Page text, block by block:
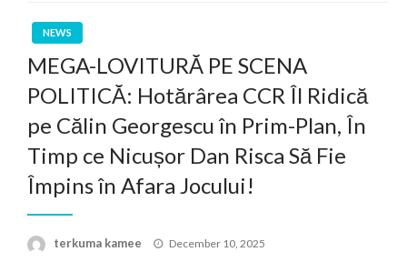
NEWS
MEGA-LOVITURĂ PE SCENA
POLITICĂ: Hotărârea CCR Îl Ridică
pe Călin Georgescu în Prim-Plan, În
Timp ce Nicușor Dan Risca Să Fie
Împins în Afara Jocului!
terkuma kamee
Posted
December 10, 2025